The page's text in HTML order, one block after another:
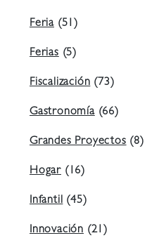
Feria (51)
Ferias(5)
Fiscalización(73)
Gastronomía(66)
Grandes Proyectos(8)
Hogar (16)
Infantil(45)
Innovación (21)